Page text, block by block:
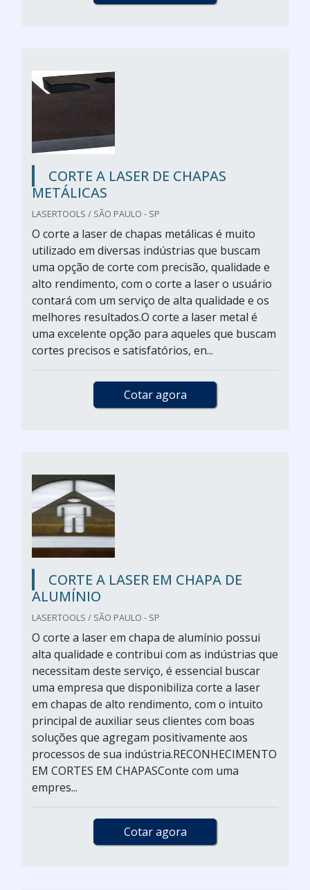
CORTE A LASER DE CHAPAS
METÁLICAS
LASERTOOLS / SÃO PAULO - SP
O corte a laser de chapas metálicas é muito
utilizado em diversas indústrias que buscam
uma opção de corte com precisão, qualidade e
alto rendimento, com o corte a laser o usuário
contará com um serviço de alta qualidade e os
melhores resultados.O corte a laser metal é
uma excelente opção para aqueles que buscam
cortes precisos e satisfatórios, en...
Cotar agora
CORTE A LASER EM CHAPA DE
ALUMÍNIO
LASERTOOLS / SÃO PAULO - SP
O corte a laser em chapa de alumínio possui
alta qualidade e contribui com as indústrias que
necessitam deste serviço, é essencial buscar
uma empresa que disponibiliza corte a laser
em chapas de alto rendimento, com o intuito
principal de auxiliar seus clientes com boas
soluções que agregam positivamente aos
processos de sua indústria.RECONHECIMENTO
EM CORTES EM CHAPASConte com uma
empres...
Cotar agora